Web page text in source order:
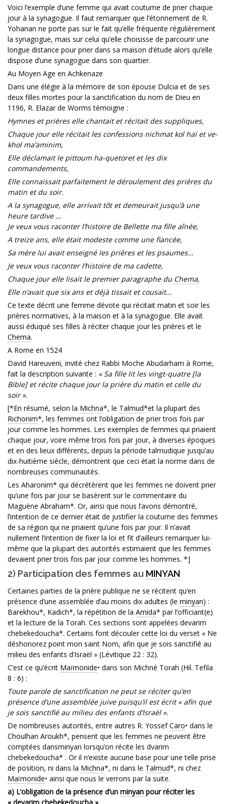
Voici l’exemple d’une femme qui avait coutume de prier chaque
jour à la synagogue. Il faut remarquer que l’étonnement de R.
Yohanan ne porte pas sur le fait qu’elle fréquente régulièrement
la synagogue, mais sur celui qu’elle choisisse de parcourir une
longue distance pour prier dans sa maison d’étude alors qu’elle
dispose d’une synagogue dans son quartier.
Au Moyen Age en Achkenaze
Dans une élégie à la mémoire de son épouse Dulcia et de ses
deux filles mortes pour la sanctification du nom de Dieu en
1196, R. Elazar de Worms témoigne :
Hymnes et prières elle chantait et récitait des suppliques,
Chaque jour elle récitait les confessions nichmat kol haï et ve-
khol ma’aminim,
Elle déclamait le pittoum ha-quetoret et les dix
commandements,
Elle connaissait parfaitement le déroulement des prières du
matin et du soir.
A la synagogue, elle arrivait tôt et demeurait jusqu’à une
heure tardive …
Je veux vous raconter l’histoire de Bellette ma fille aînée,
A treize ans, elle était modeste comme une fiancée,
Sa mère lui avait enseigné les prières et les psaumes…
Je veux vous raconter l’histoire de ma cadette,
Chaque jour elle lisait le premier paragraphe du Chema,
Elle n’avait que six ans et déjà tissait et cousait…
Ce texte décrit une femme dévote qui récitait matin et soir les
prières normatives, à la maison et à la synagogue. Elle avait
aussi éduqué ses filles à réciter chaque jour les prières et le
Chema.
A Rome en 1524
David Hareuveni, invité chez Rabbi Moche Abudarham à Rome,
fait la description suivante : « Sa fille lit les vingt-quatre [la
Bible] et récite chaque jour la prière du matin et celle du
soir ».
[*En résumé, selon la Michna*, le Talmud*et la plupart des
Richonim*, les femmes ont l’obligation de prier trois fois par
jour comme les hommes. Les exemples de femmes qui priaient
chaque jour, voire même trois fois par jour, à diverses époques
et en des lieux différents, depuis la période talmudique jusqu’au
dix-huitième siècle, démontrent que ceci était la norme dans de
nombreuses communautés.
Les Aharonim* qui décrétèrent que les femmes ne doivent prier
qu’une fois par jour se basèrent sur le commentaire du
Maguène Abraham*. Or, ainsi que nous l’avons démontré,
l’intention de ce dernier était de justifier la coutume des femmes
de sa région qui ne priaient qu’une fois par jour. Il n’avait
nullement l’intention de fixer la loi et fit d’ailleurs remarquer lui-
même que la plupart des autorités estimaient que les femmes
devaient prier trois fois par jour comme les hommes. *]
2) Participation des femmes au MINYAN
Certaines parties de la prière publique ne se récitent qu’en
présence d’une assemblée d’au moins dix adultes (le minyan) :
Barekhou*, Kadich*, la répétition de la Amida* par l’officiant(e)
et la lecture de la Torah. Ces sections sont appelées devarim
chebekedoucha*. Certains font découler cette loi du verset « Ne
déshonorez point mon saint Nom, afin que je sois sanctifié au
milieu des enfants d’Israël » (Lévitique 22 : 32).
C’est ce qu’écrit Maïmonide• dans son Michné Torah (Hil. Tefila
8 : 6) :
Toute parole de sanctification ne peut se réciter qu’en
présence d’une assemblée juive puisqu’il est écrit « afin que
je sois sanctifié au milieu des enfants d’Israël ».
De nombreuses autorités, entre autres R. YossefCaro• dans le
Choulhan Aroukh*, pensent que les femmes ne peuvent être
comptées dansminyan lorsqu’on récite les dvarim
chebekedoucha* . Or il n’existe aucune base pour une telle prise
de position, ni dans la Michna*, ni dans le Talmud*, ni chez
Maïmonide• ainsi que nous le verrons par la suite.
a) L’obligation de la présence d’un minyan pour réciter les